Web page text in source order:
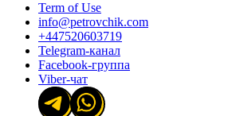
Term of Use
info@petrovchik.com
+447520603719
Telegram-канал
Facebook-группа
Viber-чат